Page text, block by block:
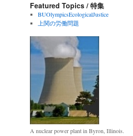
Featured Topics / 特集
BUOlympicsEcologicalJustice
上関の労働問題
A nuclear power plant in Byron, Illinois.